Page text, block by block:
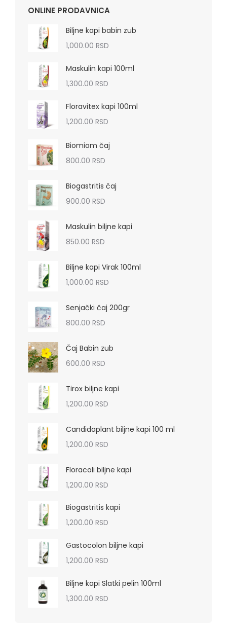
ONLINE PRODAVNICA
Biljne kapi babin zub
1,000.00 RSD
Maskulin kapi 100ml
1,300.00 RSD
Floravitex kapi 100ml
1,200.00 RSD
Biomiom čaj
800.00 RSD
Biogastritis čaj
900.00 RSD
Maskulin biljne kapi
850.00 RSD
Biljne kapi Virak 100ml
1,000.00 RSD
Senjački čaj 200gr
800.00 RSD
Čaj Babin zub
600.00 RSD
Tirox biljne kapi
1,200.00 RSD
Candidaplant biljne kapi 100 ml
1,200.00 RSD
Floracoli biljne kapi
1,200.00 RSD
Biogastritis kapi
1,200.00 RSD
Gastocolon biljne kapi
1,200.00 RSD
Biljne kapi Slatki pelin 100ml
1,300.00 RSD